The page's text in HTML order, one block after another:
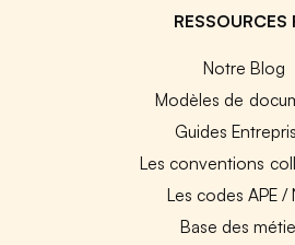
RESSOURCES
Notre Blog
Modèles de
Guides
Les conventions
Les codes APE /
Base des